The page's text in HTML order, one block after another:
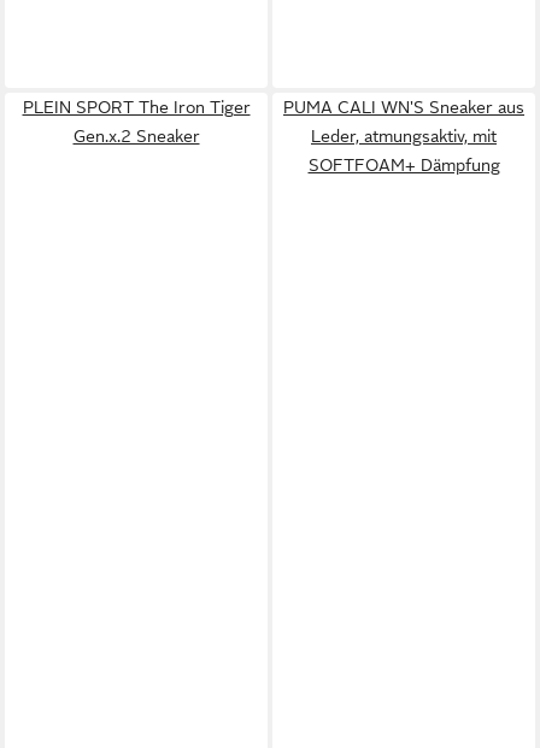
PLEIN SPORT The Iron Tiger
Gen.x.2 Sneaker
PUMA CALI WN'S Sneaker aus
Leder, atmungsaktiv, mit
SOFTFOAM+ Dämpfung